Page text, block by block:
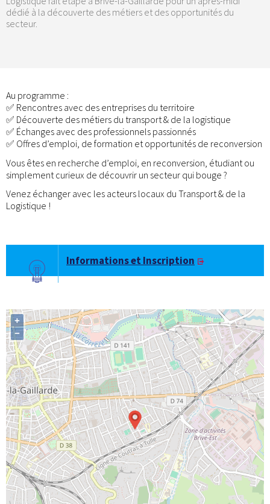
dédié à la découverte des métiers et des opportunités du
secteur.
Au programme :
✅ Rencontres avec des entreprises du territoire
✅ Découverte des métiers du transport & de la logistique
✅ Échanges avec des professionnels passionnés
✅ Offres d’emploi, de formation et opportunités de reconversion
Vous êtes en recherche d’emploi, en reconversion, étudiant ou
simplement curieux de découvrir un secteur qui bouge ?
Venez échanger avec les acteurs locaux du Transport & de la
Logistique !
Informations et Inscription
+
−